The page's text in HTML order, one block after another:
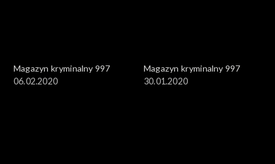
Magazyn kryminalny 997
06.02.2020
Magazyn kryminalny 997
30.01.2020